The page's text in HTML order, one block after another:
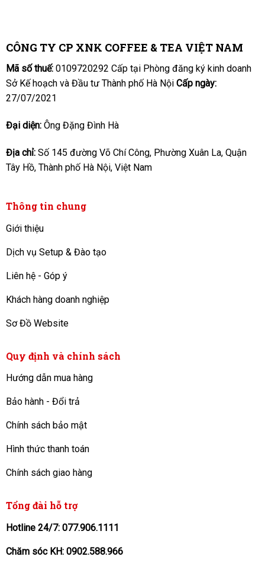
CÔNG TY CP XNK COFFEE & TEA VIỆT NAM
Mã số thuế:0109720292 Cấp tại Phòng đăng ký kinh doanh
Sở Kế hoạch và Đầu tư Thành phố Hà Nội Cấp ngày:
27/07/2021
Đại diện: Ông Đặng Đình Hà
Địa chỉ: Số 145 đường Võ Chí Công, Phường Xuân La, Quận
Tây Hồ, Thành phố Hà Nội, Việt Nam
Thông tin chung
Giới thiệu
Dịch vụ Setup & Đào tạo
Liên hệ - Góp ý
Khách hàng doanh nghiệp
Sơ Đồ Website
Quy định và chính sách
Hướng dẫn mua hàng
Bảo hành - Đổi trả
Chính sách bảo mật
Hình thức thanh toán
Chính sách giao hàng
Tổng đài hỗ trợ
Hotline 24/7: 077.906.1111
Chăm sóc KH: 0902.588.966